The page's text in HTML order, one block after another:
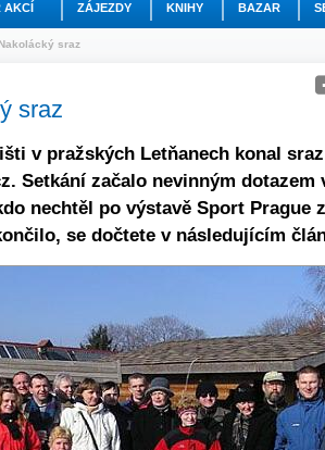
AKCÍ ZÁJEZDY KNIHY BAZAR
sraz
sraz
v pražských Letňanech konal sraz
Setkání začalo nevinným dotazem
nechtěl po výstavě Sport Prague
se dočtete v následujícím